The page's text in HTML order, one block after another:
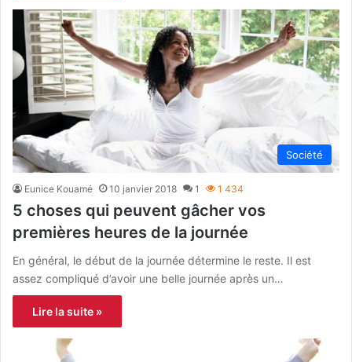
Société
Eunice Kouamé 10 janvier 2018 1 1 434
5 choses qui peuvent gâcher vos
premières heures de la journée
En général, le début de la journée détermine le reste. Il est
assez compliqué d’avoir une belle journée après un…
Lire la suite »